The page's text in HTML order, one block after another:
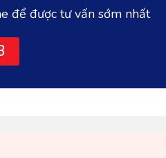
để được tư vấn sớm nhất